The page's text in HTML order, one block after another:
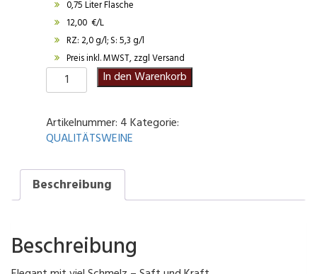
0,75 Liter Flasche
12,00 €/L
RZ: 2,0 g/l; S: 5,3 g/l
Preis inkl. MWST, zzgl Versand
2025er
Weißburgunder-
Menge
In den Warenkorb
Artikelnummer: 4Kategorie:
QUALITÄTSWEINE
Beschreibung
Beschreibung